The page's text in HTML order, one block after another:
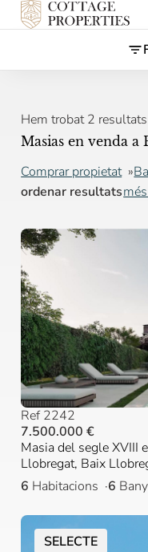
Hem trobat 2 resultats
Masias en venda a
Comprar propietat
ordenar resultats
Ref 2242
7.500.000 €
Masia del segle XVIII
Llobregat, Baix
6 Habitacions 6
SELECTE